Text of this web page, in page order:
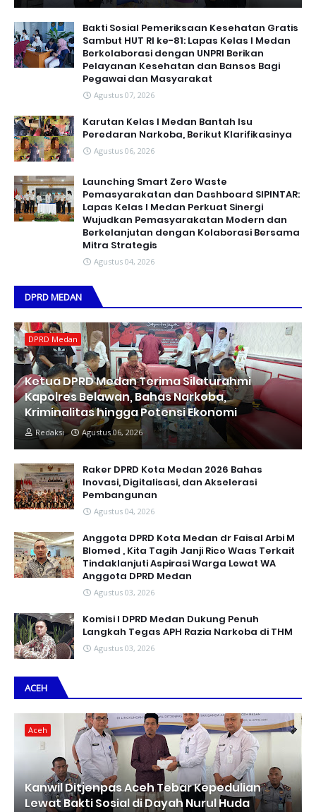
Bakti Sosial Pemeriksaan Kesehatan Gratis
Sambut HUT RI ke-81: Lapas Kelas I Medan
Berkolaborasi dengan UNPRI Berikan
Pelayanan Kesehatan dan Bansos Bagi
Pegawai dan Masyarakat
Agustus 07, 2026
Karutan Kelas I Medan Bantah Isu
Peredaran Narkoba, Berikut Klarifikasinya
Agustus 06, 2026
Launching Smart Zero Waste
Pemasyarakatan dan Dashboard SIPINTAR:
Lapas Kelas I Medan Perkuat Sinergi
Wujudkan Pemasyarakatan Modern dan
Berkelanjutan dengan Kolaborasi Bersama
Mitra Strategis
Agustus 04, 2026
DPRD MEDAN
DPRD Medan
Ketua DPRD Medan Terima Silaturahmi
Kapolres Belawan, Bahas Narkoba,
Kriminalitas hingga Potensi Ekonomi
Redaksi Agustus 06, 2026
Raker DPRD Kota Medan 2026 Bahas
Inovasi, Digitalisasi, dan Akselerasi
Pembangunan
Agustus 04, 2026
Anggota DPRD Kota Medan dr Faisal Arbi M
Blomed , Kita Tagih Janji Rico Waas Terkait
Tindaklanjuti Aspirasi Warga Lewat WA
Anggota DPRD Medan
Agustus 03, 2026
Komisi I DPRD Medan Dukung Penuh
Langkah Tegas APH Razia Narkoba di THM
Agustus 03, 2026
ACEH
Aceh
Kanwil Ditjenpas Aceh Tebar Kepedulian
Lewat Bakti Sosial di Dayah Nurul Huda